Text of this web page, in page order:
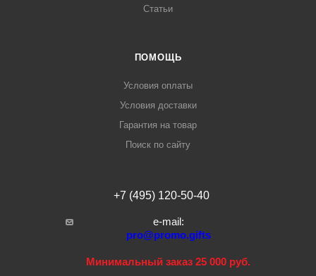
Статьи
ПОМОЩЬ
Условия оплаты
Условия доставки
Гарантия на товар
Поиск по сайту
+7 (495) 120-50-40
e-mail:
pro@promo.gifts
Минимальный заказ 25 000 руб.